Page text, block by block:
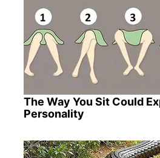
The Way You Sit Could
Personality